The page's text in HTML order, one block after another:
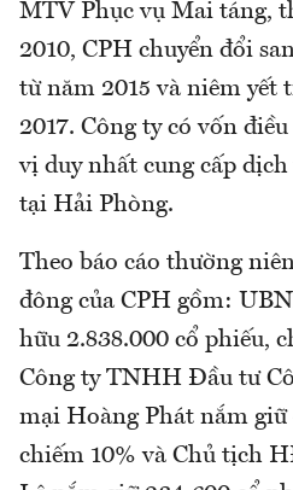
MTV Phục vụ Mai táng,
2010, CPH chuyển đổi
từ năm 2015 và niêm yết
2017. Công ty có vốn
vị duy nhất cung cấp
tại Hải Phòng.
Theo báo cáo thường
đông của CPH gồm:
hữu 2.838.000 cổ phiếu,
Công ty TNHH Đầu tư
mại Hoàng Phát nắm giữ
chiếm 10% và Chủ tịch